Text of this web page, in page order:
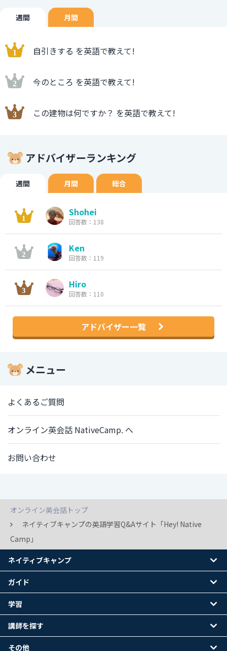
週間 月間
自引きする を英語で教えて!
今のところ を英語で教えて!
この建物は何ですか？ を英語で教えて!
アドバイザーランキング
週間 月間 総合
Shohei
回答数：138
Ken
回答数：119
Hiro
回答数：110
アドバイザー一覧
メニュー
よくあるご質問
オンライン英会話 NativeCamp. へ
お問い合わせ
オンライン英会話トップ
ネイティブキャンプの英語学習Q&Aサイト「Hey! Native
Camp」
ネイティブキャンプ
ガイド
学習
講師を探す
その他